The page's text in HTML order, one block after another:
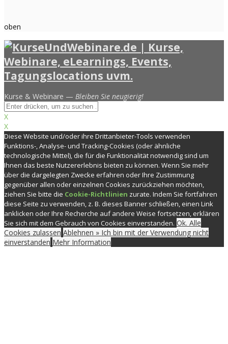
oben
Kurse & Webinare — Bleiben Sie neugierig!
X
X
Diese Website und/oder ihre Drittanbieter-Tools verwenden
Funktions-, Analyse- und Tracking-Cookies (oder ähnliche
technologische Mittel), die für die Funktionalität notwendig sind um
Ihnen das beste Nutzererlebnis bieten zu können. Wenn Sie mehr
über die dargelegten Zwecke erfahren oder Ihre Zustimmung
gegenüber allen oder einzelnen Cookies zurückziehen möchten,
ziehen Sie bitte die Cookie-Richtlinien zurate. Indem Sie fortfahren
diese Seite zu verwenden, z. B. dieses Banner schließen, einen Link
anklicken oder Ihre Recherche auf andere Weise fortsetzen, erklären
Sie sich mit dem Gebrauch von Cookies einverstanden. Ok. Alle
Cookies zulassen Ablehnen » Ich bin mit der Verwendung nicht
einverstanden Mehr Information